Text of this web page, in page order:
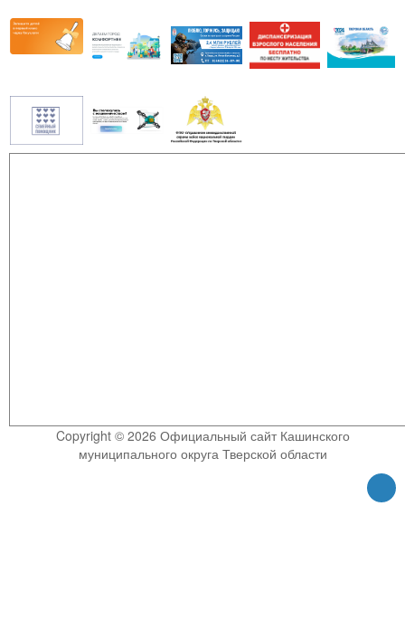
Copyright © 2026 Официальный сайт Кашинского
муниципального округа Тверской области